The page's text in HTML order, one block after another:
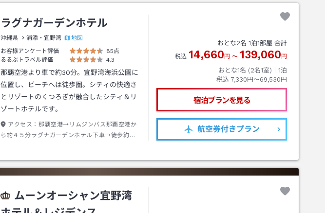
ラグナガーデンホテル
沖縄県 浦添・宜野湾
地図
お客様アンケート評価
85点
るるぶトラベル評価
4.3
那覇空港より車で約30分。宜野湾海浜公園に
位置し、ビーチへは徒歩圏。シティの快適さ
とリゾートのくつろぎが融合したシティ＆リ
ゾートホテルです。
アクセス： 那覇空港→リムジンバス那覇空港か
ら約４５分ラグナガーデンホテル下車→徒歩約０
おとな2名 1泊1部屋 合計
税込 14,660 円 〜 139,060 円
おとな1名 (2名1室)｜ 1泊
税込 7,330円〜69,530円
宿泊プランを見る
航空券付きプラン
ムーンオーシャン宜野湾